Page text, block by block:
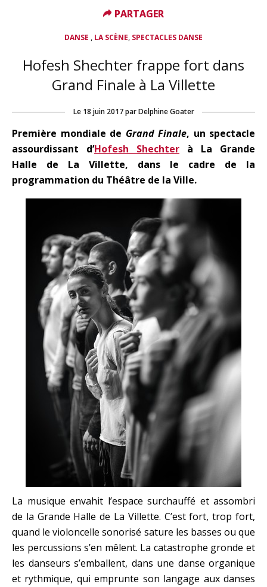
DANSE , LA SCÈNE, SPECTACLES DANSE
Hofesh Shechter frappe fort dans
Grand Finale à La Villette
Le 18 juin 2017 par Delphine Goater
Première mondiale de Grand Finale, un spectacle
assourdissant d’Hofesh Shechter à La Grande
Halle de La Villette, dans le cadre de la
programmation du Théâtre de la Ville.
La musique envahit l’espace surchauffé et assombri
de la Grande Halle de La Villette. C’est fort, trop fort,
quand le violoncelle sonorisé sature les basses ou que
les percussions s’en mêlent. La catastrophe gronde et
les danseurs s’emballent, dans une danse organique
et rythmique, qui emprunte son langage aux danses
PARTAGER
PARTAGER